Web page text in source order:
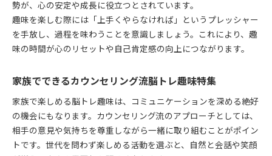
勢が、心の安定や成長に役立つとされています。
趣味を楽しむ際には「上手くやらなければ」というプレッシャー
を手放し、過程を味わうことを意識しましょう。これにより、趣
味の時間が心のリセットや自己肯定感の向上につながります。
家族でできるカウンセリング流脳トレ趣味特集
家族で楽しめる脳トレ趣味は、コミュニケーションを深める絶好
の機会にもなります。カウンセリング流のアプローチとしては、
相手の意見や気持ちを尊重しながら一緒に取り組むことがポイン
トです。世代を問わず楽しめる活動を選ぶと、自然と会話や笑顔